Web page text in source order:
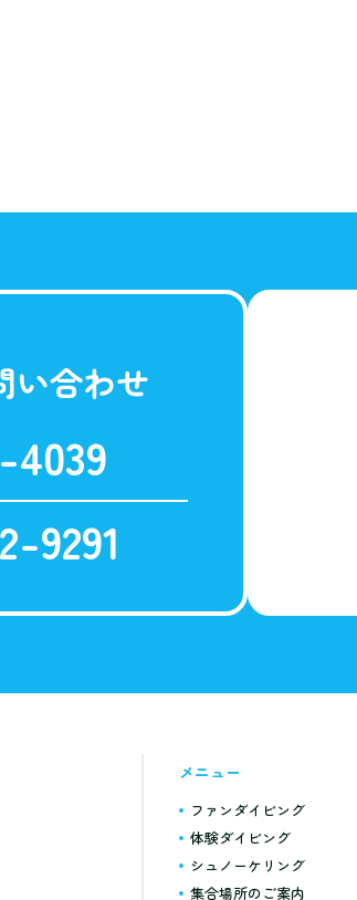
合わせ
9291
メニュー
ファンダイビング
体験ダイビング
シュノーケリング
集合場所のご案内